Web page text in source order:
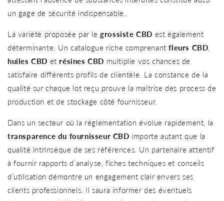
un gage de sécurité indispensable.
La variété proposée par legrossiste CBD est également
déterminante. Un catalogue riche comprenantfleurs CBD
huiles CBD et résines CBD multiplie vos chances de
satisfaire différents profils de clientèle. La constance de la
qualité sur chaque lot reçu prouve la maîtrise des process de
production et de stockage côté fournisseur.
Dans un secteur où la réglementation évolue rapidement, la
transparence du fournisseur CBD importe autant que la
qualité intrinsèque de ses références. Un partenaire attentif
à fournir rapports d’analyse, fiches techniques et conseils
d’utilisation démontre un engagement clair envers ses
clients professionnels. Il saura informer des éventuels